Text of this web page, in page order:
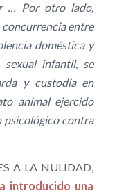
… Por otro lado,
entre
doméstica y
infantil, se
y custodia en
animal ejercido
psicológico contra
A LA NULIDAD,
introducido una